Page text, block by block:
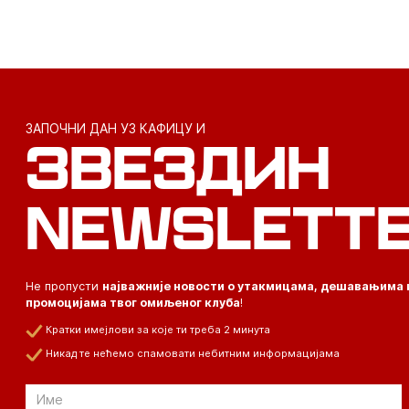
ЗАПОЧНИ ДАН УЗ КАФИЦУ И
ЗВЕЗДИН
Не пропусти најважније новости о утакмицама, дешавањима
промоцијама твог омиљеног клуба!
Кратки имејлови за које ти треба 2 минута
Никад те нећемо спамовати небитним информацијама
Email